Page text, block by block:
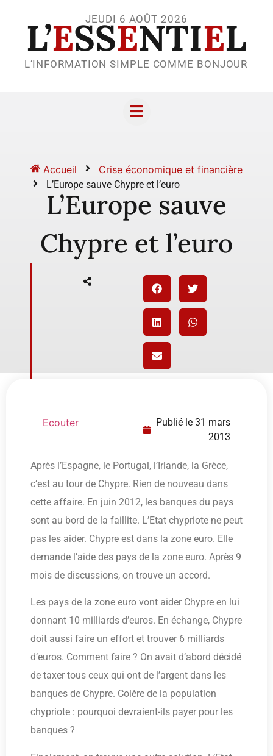
JEUDI 6 AOÛT 2026
L’ESSENTIEL
L’INFORMATION SIMPLE COMME BONJOUR
Accueil Crise économique et financière
L’Europe sauve Chypre et l’euro
L’Europe sauve
Chypre et l’euro
Ecouter Publié le 31 mars
2013
Après l’Espagne, le Portugal, l’Irlande, la Grèce,
c’est au tour de Chypre. Rien de nouveau dans
cette affaire. En juin 2012, les banques du pays
sont au bord de la faillite. L’Etat chypriote ne peut
pas les aider. Chypre est dans la zone euro. Elle
demande l’aide des pays de la zone euro. Après 9
mois de discussions, on trouve un accord.
Les pays de la zone euro vont aider Chypre en lui
donnant 10 milliards d’euros. En échange, Chypre
doit aussi faire un effort et trouver 6 milliards
d’euros. Comment faire ? On avait d’abord décidé
de taxer tous ceux qui ont de l’argent dans les
banques de Chypre. Colère de la population
chypriote : pourquoi devraient-ils payer pour les
banques ?